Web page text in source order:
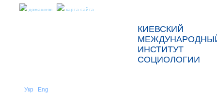
домашняя карта сайта
КИЕВСКИЙ
ИНСТИТУТ
СОЦИОЛОГИИ
Укр Eng